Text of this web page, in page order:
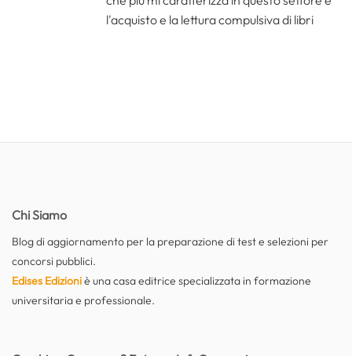
l'acquisto e la lettura compulsiva di libri
Chi Siamo
Blog di aggiornamento per la preparazione di test e selezioni per
concorsi pubblici.
Edises Edizioniè una casa editrice specializzata in formazione
universitaria e professionale.